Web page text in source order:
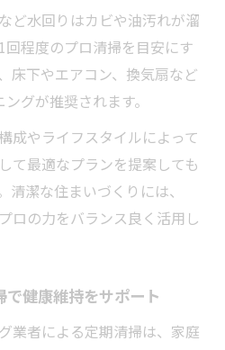
ど水回りはカビや油汚れが溜
程度のプロ清掃を目安にす
床下やエアコン、換気扇など
グが推奨されます。
成やライフスタイルによって
て最適なプランを提案しても
清潔な住まいづくりには、
ロの力をバランス良く活用し
で健康維持をサポート
業者による定期清掃は、家庭